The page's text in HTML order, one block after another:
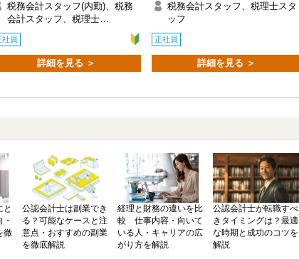
税務会計スタッフ(内勤)、税務
会計スタッフ、税理士…
社員
詳細を見る ＞
税務会計スタッフ、税理士スタ
ッフ
正社員
詳細を見る ＞
と
徹
公認会計士は副業でき
る？可能なケースと注
意点・おすすめの副業
を徹底解説
経理と財務の違いを比
較 仕事内容・向いて
いる人・キャリアの広
がり方を解説
公認会計士が転職すべ
きタイミングは？最適
な時期と成功のコツを
解説